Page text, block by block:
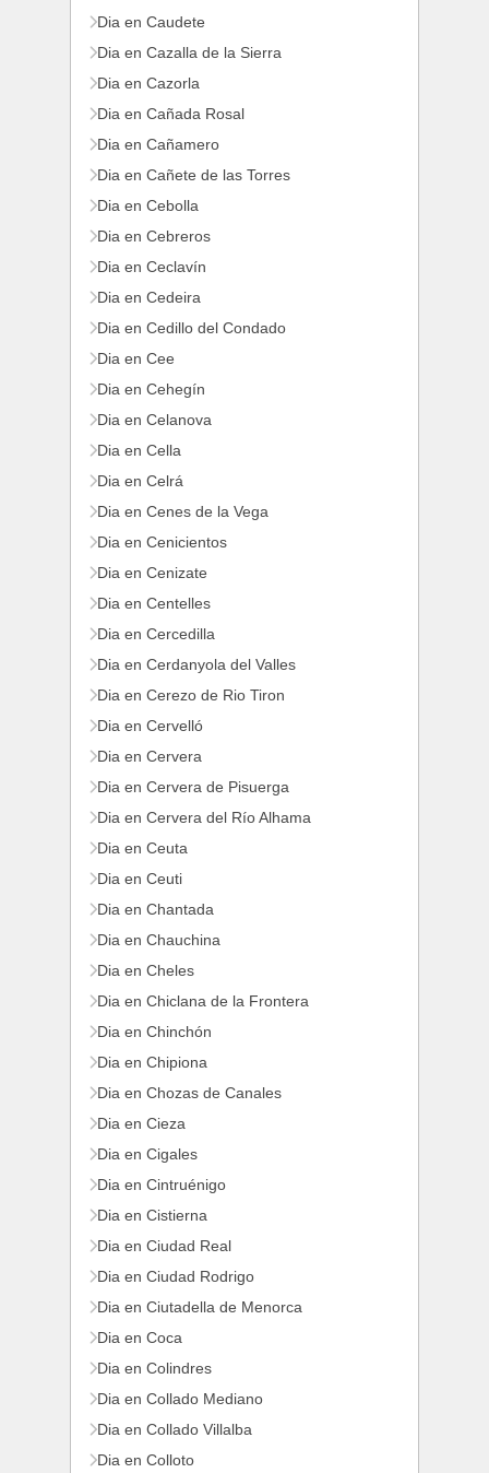
Dia en Caudete
Dia en Cazalla de la Sierra
Dia en Cazorla
Dia en Cañada Rosal
Dia en Cañamero
Dia en Cañete de las Torres
Dia en Cebolla
Dia en Cebreros
Dia en Ceclavín
Dia en Cedeira
Dia en Cedillo del Condado
Dia en Cee
Dia en Cehegín
Dia en Celanova
Dia en Cella
Dia en Celrá
Dia en Cenes de la Vega
Dia en Cenicientos
Dia en Cenizate
Dia en Centelles
Dia en Cercedilla
Dia en Cerdanyola del Valles
Dia en Cerezo de Rio Tiron
Dia en Cervelló
Dia en Cervera
Dia en Cervera de Pisuerga
Dia en Cervera del Río Alhama
Dia en Ceuta
Dia en Ceuti
Dia en Chantada
Dia en Chauchina
Dia en Cheles
Dia en Chiclana de la Frontera
Dia en Chinchón
Dia en Chipiona
Dia en Chozas de Canales
Dia en Cieza
Dia en Cigales
Dia en Cintruénigo
Dia en Cistierna
Dia en Ciudad Real
Dia en Ciudad Rodrigo
Dia en Ciutadella de Menorca
Dia en Coca
Dia en Colindres
Dia en Collado Mediano
Dia en Collado Villalba
Dia en Colloto